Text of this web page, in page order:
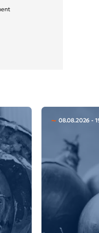
08.08.2026 -